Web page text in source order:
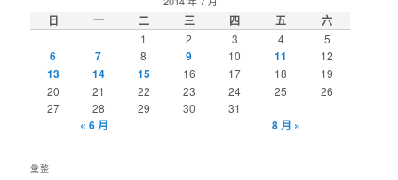
日 一 二 三 四 五 六
1 2 3 4 5
6 7 8 9 10 11 12
13 14 15 16 17 18
19
20
21 22 23 24 25
26
27
28 29 30 31
« 6 月 8 月 »
彙整